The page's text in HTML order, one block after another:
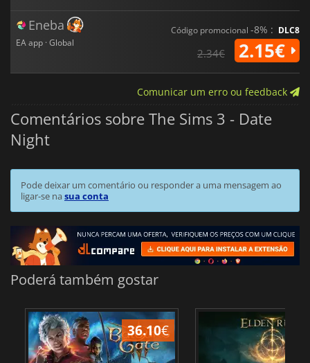
Eneba
EA app · Global
Código promocional -8% : DLC8
2.34€ 2.15€
Comunicar um erro ou feedback
Comentários sobre The Sims 3 - Date
Night
Pode deixar um comentário ou responder a uma mensagem ao
ligar-se nasua conta
Poderá também gostar
36.10€